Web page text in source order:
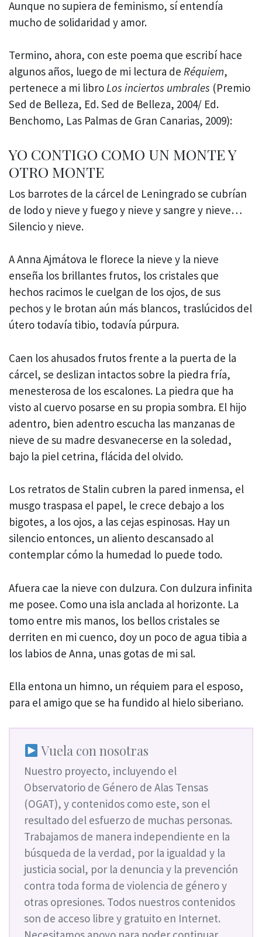
Aunque no supiera de feminismo, sí entendía
mucho de solidaridad y amor.
Termino, ahora, con este poema que escribí hace
algunos años, luego de mi lectura de Réquiem,
pertenece a mi libroLos inciertos umbrales (Premio
Sed de Belleza, Ed. Sed de Belleza, 2004/ Ed.
Benchomo, Las Palmas de Gran Canarias, 2009):
YO CONTIGO COMO UN MONTE Y
OTRO MONTE
Los barrotes de la cárcel de Leningrado se cubrían
de lodo y nieve y fuego y nieve y sangre y nieve…
Silencio y nieve.
A Anna Ajmátova le florece la nieve y la nieve
enseña los brillantes frutos, los cristales que
hechos racimos le cuelgan de los ojos, de sus
pechos y le brotan aún más blancos, traslúcidos del
útero todavía tibio, todavía púrpura.
Caen los ahusados frutos frente a la puerta de la
cárcel, se deslizan intactos sobre la piedra fría,
menesterosa de los escalones. La piedra que ha
visto al cuervo posarse en su propia sombra. El hijo
adentro, bien adentro escucha las manzanas de
nieve de su madre desvanecerse en la soledad,
bajo la piel cetrina, flácida del olvido.
Los retratos de Stalin cubren la pared inmensa, el
musgo traspasa el papel, le crece debajo a los
bigotes, a los ojos, a las cejas espinosas. Hay un
silencio entonces, un aliento descansado al
contemplar cómo la humedad lo puede todo.
Afuera cae la nieve con dulzura. Con dulzura infinita
me posee. Como una isla anclada al horizonte. La
tomo entre mis manos, los bellos cristales se
derriten en mi cuenco, doy un poco de agua tibia a
los labios de Anna, unas gotas de mi sal.
Ella entona un himno, un réquiem para el esposo,
para el amigo que se ha fundido al hielo siberiano.
Vuela con nosotras
Nuestro proyecto, incluyendo el
Observatorio de Género de Alas Tensas
(OGAT), y contenidos como este, son el
resultado del esfuerzo de muchas personas.
Trabajamos de manera independiente en la
búsqueda de la verdad, por la igualdad y la
justicia social, por la denuncia y la prevención
contra toda forma de violencia de género y
otras opresiones. Todos nuestros contenidos
son de acceso libre y gratuito en Internet.